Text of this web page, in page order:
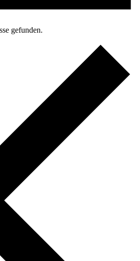
gefunden.